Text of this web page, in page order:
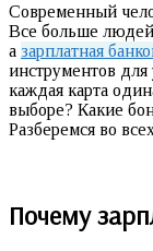
Современный
Все больше людей
а зарплатная
инструментов
каждая карта
выборе? Какие
Разберемся во
Почему